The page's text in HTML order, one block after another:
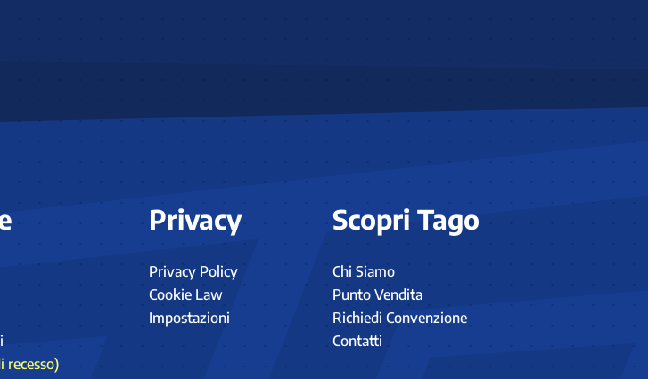
recesso)
Privacy
Privacy Policy
Cookie Law
Impostazioni
Scopri Tago
Chi Siamo
Punto Vendita
Richiedi Convenzione
Contatti